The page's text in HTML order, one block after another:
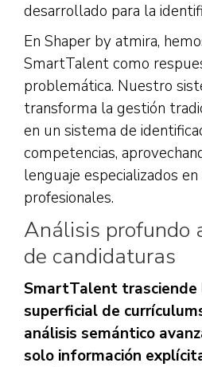
desarrollado para la
En Shaper by atmira,
SmartTalent como
problemática. Nuestro
transforma la gestión
en un sistema de
competencias,
lenguaje especializados
profesionales.
Análisis profundo
de candidaturas
SmartTalent trasciende
superficial de
análisis semántico
solo información